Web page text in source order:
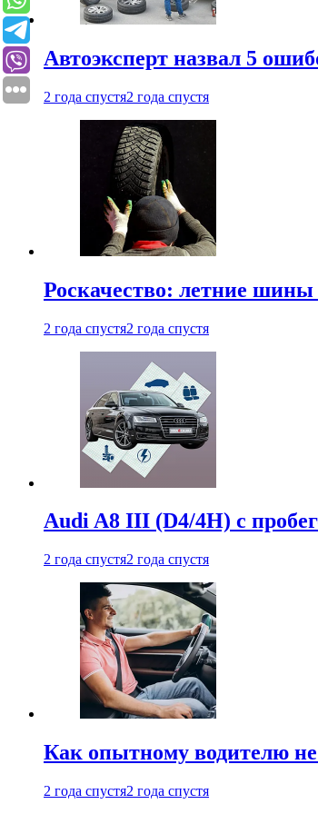
Автоэксперт назвал 5
2 года спустя2 года спустя
Роскачество: летние шины
2 года спустя2 года спустя
Audi A8 III (D4/4H) c
2 года спустя2 года спустя
Как опытному водителю
2 года спустя2 года спустя